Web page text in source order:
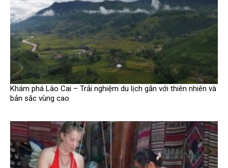
Khám phá Lào Cai – Trải nghiệm du lịch gắn với thiên nhiên và
bản sắc vùng cao